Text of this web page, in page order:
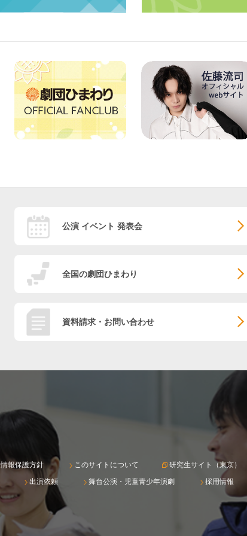
公演 イベント 発表会
全国の劇団ひまわり
資料請求・お問い合わせ
報保護方針 このサイトについて 研究生サイト（東京）
出演依頼
舞台公演・児童青少年演劇 採用情報